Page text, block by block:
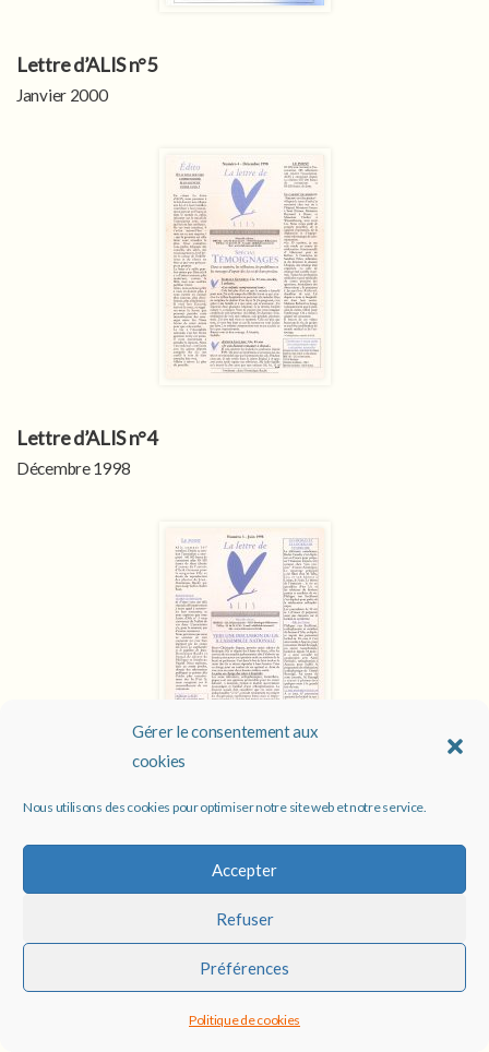
Gérer le consentement aux
cookies
Nous utilisons des cookies pour optimiser notre site web et notre service.
Accepter
Refuser
Préférences
Politique de cookies
Lettre d’ALIS n°5
Janvier 2000
Lettre d’ALIS n°4
Décembre 1998
Lettre d’ALIS n°3
Juin 1998